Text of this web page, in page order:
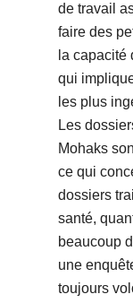
de travail
faire des
la capacité
qui
les plus
Les
Mohaks
ce qui
dossiers
santé,
beaucoup
une
toujours